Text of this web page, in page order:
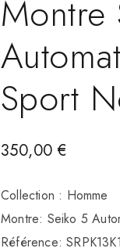
Montre
Sport
350,00€
Collection : Homme
Montre: Seiko 5
Référence: SRPK13K1